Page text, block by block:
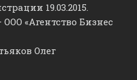
19.03.2015.
«Агентство Бизнес
Олег